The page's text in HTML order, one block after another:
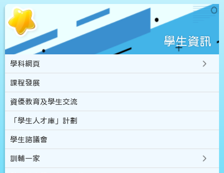
學生資訊
學科網頁
課程發展
資優教育及學生交流
「學生人才庫」計劃
學生諮議會
訓輔一家